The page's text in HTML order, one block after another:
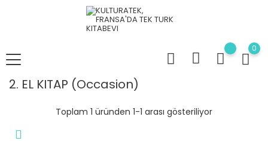
0
2. EL KITAP (occasion)
Toplam 1 üründen 1-1 arası gösteriliyor